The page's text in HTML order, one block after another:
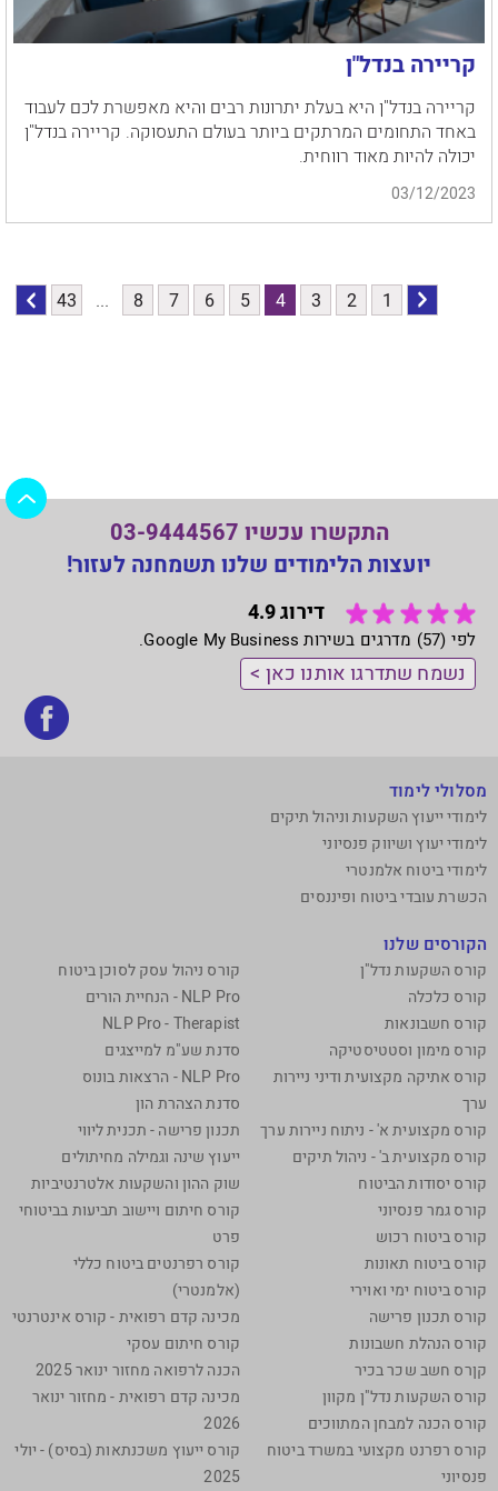
קריירה בנדל"ן
קריירה בנדל"ן היא בעלת יתרונות רבים והיא מאפשרת לכם לעבוד
באחד התחומים המרתקים ביותר בעולם התעסוקה. קריירה בנדל"ן
יכולה להיות מאוד רווחית.
03/12/2023
לדף
1
2
3
4
5
6
7
8
...
43
לדף
התקשרו עכשיו 03-9444567
יועצות הלימודים שלנו תשמחנה לעזור!
דירוג 4.9
לפי (57) מדרגים בשירות Google My Business.
נשמח שתדרגו אותנו כאן >
מסלולי לימוד
לימודי ייעוץ השקעות וניהול תיקים
לימודי יעוץ ושיווק פנסיוני
לימודי ביטוח אלמנטרי
הכשרת עובדי ביטוח ופיננסים
הקורסים שלנו
קורס השקעות נדל"ן
קורס כלכלה
קורס חשבונאות
קורס מימון וסטטיסטיקה
קורס אתיקה מקצועית ודיני ניירות
ערך
קורס מקצועית א' - ניתוח ניירות ערך
קורס מקצועית ב' - ניהול תיקים
קורס יסודות הביטוח
קורס גמר פנסיוני
קורס ביטוח רכוש
קורס ביטוח תאונות
קורס ביטוח ימי ואוירי
קורס תכנון פרישה
קורס הנהלת חשבונות
קןרס חשב שכר בכיר
קורס השקעות נדל"ן מקוון
קורס הכנה למבחן המתווכים
קורס רפרנט מקצועי במשרד ביטוח
פנסיוני
קורס ניהול עסק לסוכן ביטוח
NLP Pro - הנחיית הורים
NLP Pro - Therapist
סדנת שע"מ למייצגים
NLP Pro - הרצאות בונוס
סדנת הצהרת הון
תכנון פרישה - תכנית ליווי
ייעוץ שינה וגמילה מחיתולים
שוק ההון והשקעות אלטרנטיביות
קורס חיתום ויישוב תביעות בביטוחי
פרט
קורס רפרנטים ביטוח כללי
(אלמנטרי)
מכינה קדם רפואית - קורס אינטרנטי
קורס חיתום עסקי
הכנה לרפואה מחזור ינואר 2025
מכינה קדם רפואית - מחזור ינואר
2026
קורס ייעוץ משכנתאות (בסיס) - יולי
2025